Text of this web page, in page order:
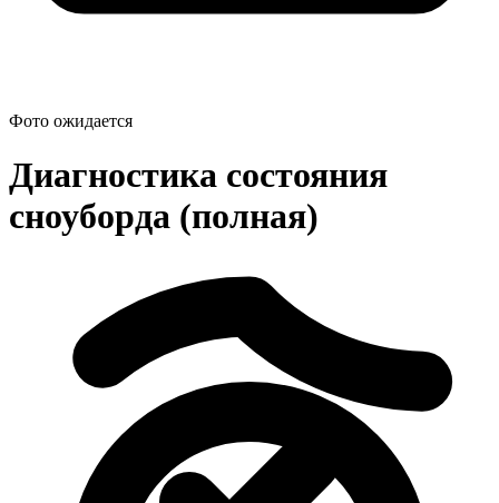
Фото ожидается
Диагностика состояния
сноуборда (полная)